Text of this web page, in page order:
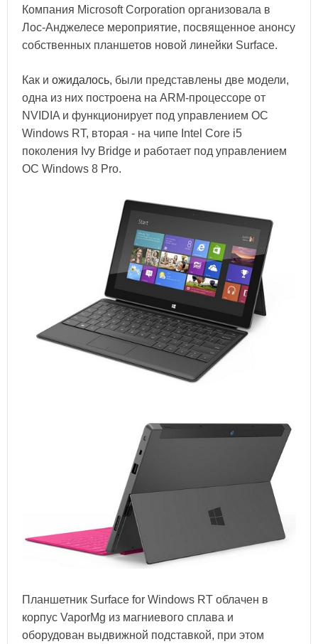
Компания Microsoft Corporation организовала в
Лос-Анджелесе мероприятие, посвященное анонсу
собственных планшетов новой линейки Surface.
Как и ожидалось, были представлены две модели,
одна из них построена на ARM-процессоре от
NVIDIA и функционирует под управлением ОС
Windows RT, вторая - на чипе Intel Core i5
поколения Ivy Bridge и работает под управлением
ОС Windows 8 Pro.
Планшетник Surface for Windows RT облачен в
корпус VaporMg из магниевого сплава и
оборудован выдвижной подставкой, при этом